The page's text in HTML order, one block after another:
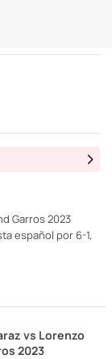
Garros 2023
español por 6-1,
vs Lorenzo
2023